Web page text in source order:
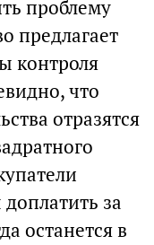
проблему
предлагает
контроля
что
отразятся
за
останется в